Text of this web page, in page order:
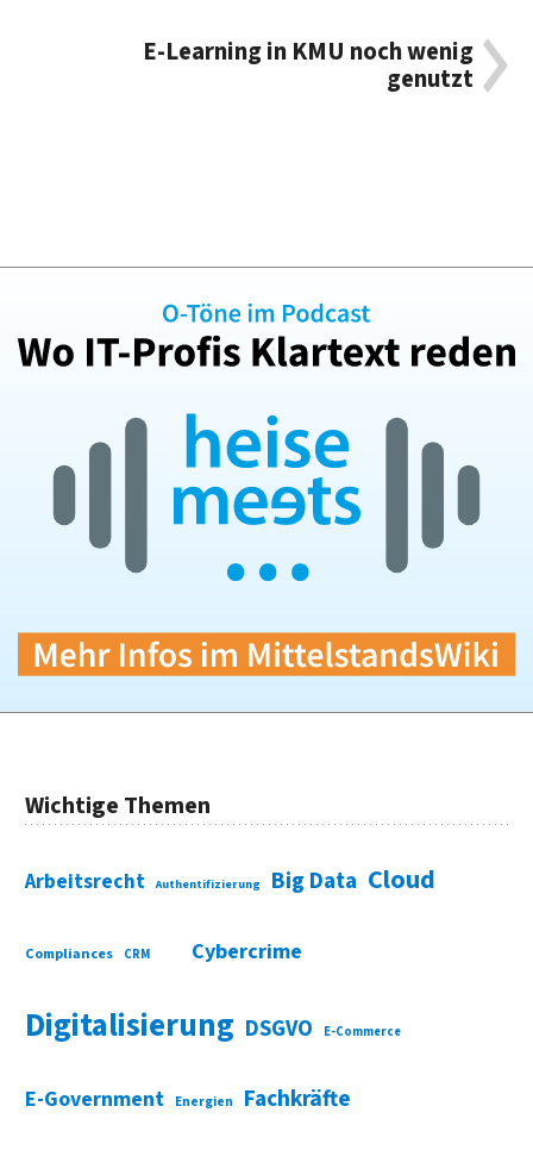
E-Learning in KMU noch wenig
genutzt
Wichtige Themen
Arbeitsrecht Authentifizierung Big Data Cloud
Compliances CRM Cybercrime
Digitalisierung DSGVO E-Commerce
E-Government Energien Fachkräfte